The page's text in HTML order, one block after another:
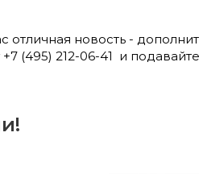
новость -
(495) 212-06-41 и